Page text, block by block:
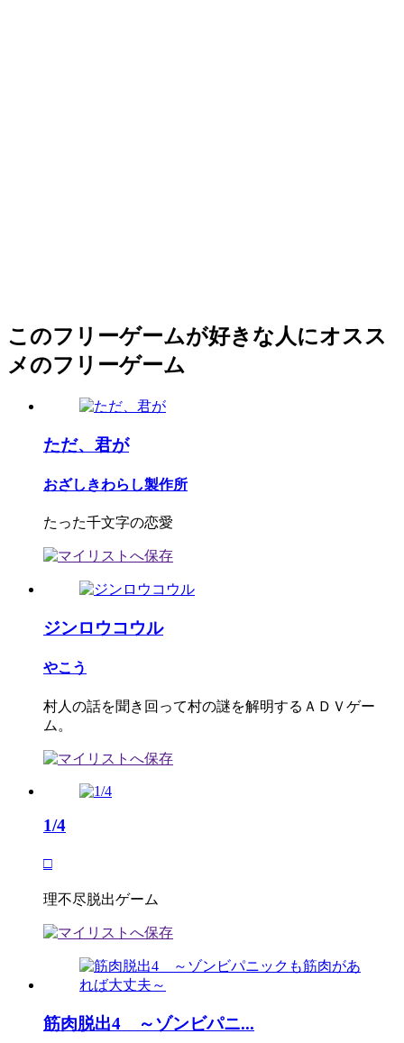
このフリーゲームが好きな人にオスス
メのフリーゲーム
ただ、君が
おざしきわらし製作所
たった千文字の恋愛
ジンロウコウル
やこう
村人の話を聞き回って村の謎を解明するＡＤＶゲー
ム。
1/4
□
理不尽脱出ゲーム
筋肉脱出4 ～ゾンビパニ...